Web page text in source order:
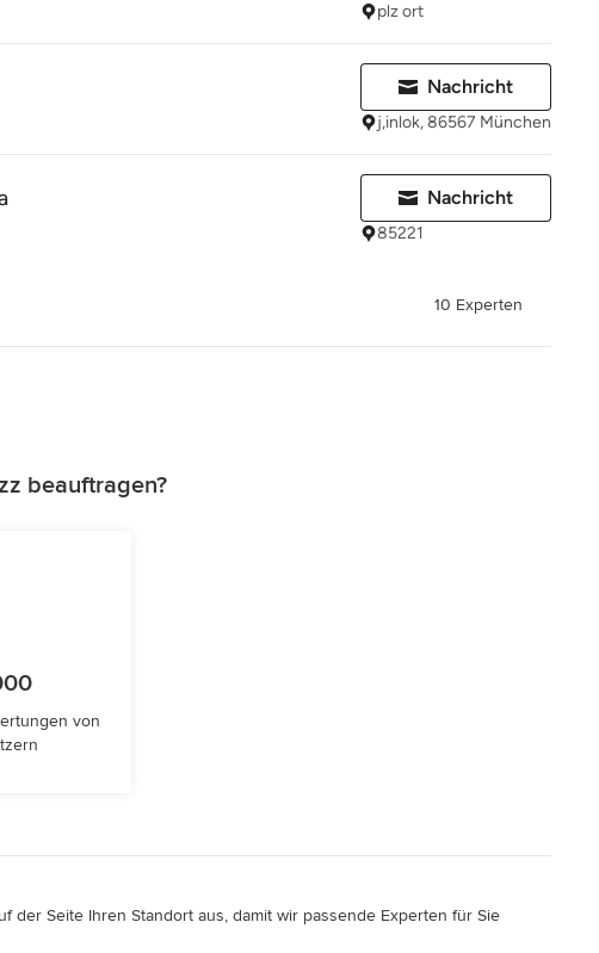
plz ort
Nachricht
j,inlok, 86567 München
Nachricht
85221
10 Experten
beauftragen?
von
der Seite Ihren Standort aus, damit wir passende Experten für Sie